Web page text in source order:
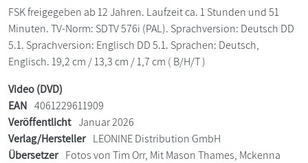
FSK freigegeben ab 12 Jahren. Laufzeit ca. 1 Stunden und 51
Minuten. TV-Norm: SDTV 576i (PAL). Sprachversion: Deutsch DD
5.1. Sprachversion: Englisch DD 5.1. Sprachen: Deutsch,
Englisch. 19,2 cm / 13,3 cm / 1,7 cm ( B/H/T )
Video (DVD)
EAN 4061229611909
Veröffentlicht Januar 2026
Verlag/Hersteller LEONINE Distribution GmbH
Übersetzer Fotos von Tim Orr, Mit Mason Thames, Mckenna